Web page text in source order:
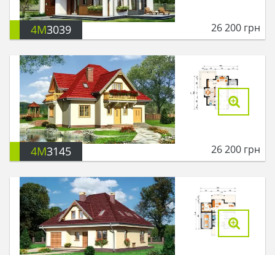
4M3039 26 200 грн
4M3145 26 200 грн